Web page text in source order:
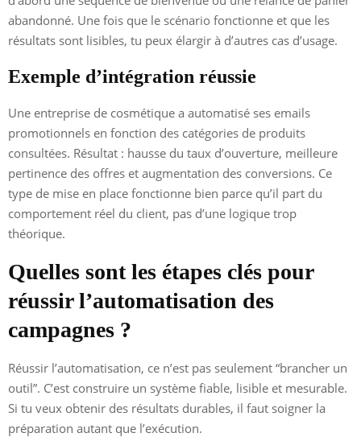
abandonné. Une fois que le scénario fonctionne et que les
résultats sont lisibles, tu peux élargir à d’autres cas d’usage.
Exemple d’intégration réussie
Une entreprise de cosmétique a automatisé ses emails
promotionnels en fonction des catégories de produits
consultées. Résultat : hausse du taux d’ouverture, meilleure
pertinence des offres et augmentation des conversions. Ce
type de mise en place fonctionne bien parce qu’il part du
comportement réel du client, pas d’une logique trop
théorique.
Quelles sont les étapes clés pour
réussir l’automatisation des
campagnes ?
Réussir l’automatisation, ce n’est pas seulement “brancher un
outil”. C’est construire un système fiable, lisible et mesurable.
Si tu veux obtenir des résultats durables, il faut soigner la
préparation autant que l’exécution.